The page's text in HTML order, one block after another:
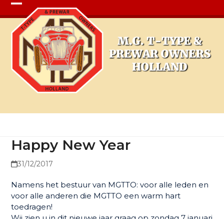
Open
mobile
menu
Close
mobile
menu
Happy New Year
31/12/2017
Namens het bestuur van MGTTO: voor alle leden en
voor alle anderen die MGTTO een warm hart
toedragen!